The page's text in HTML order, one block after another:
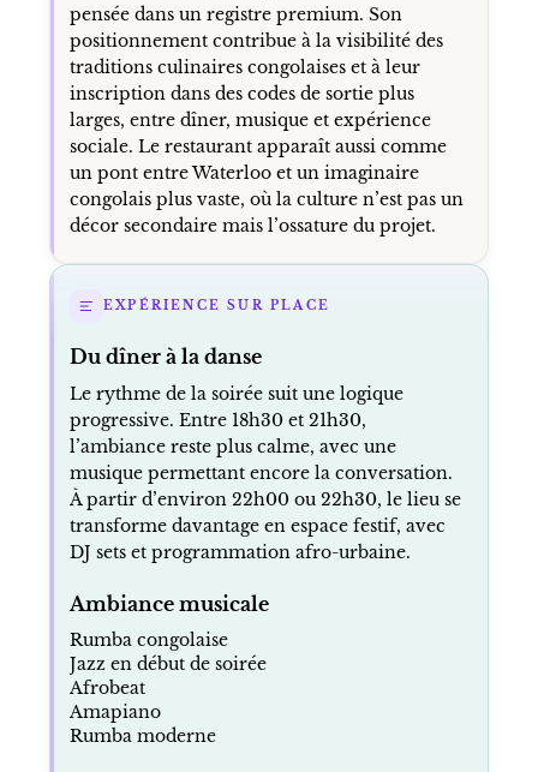
pensée dans un registre premium. Son
positionnement contribue à la visibilité des
traditions culinaires congolaises et à leur
inscription dans des codes de sortie plus
larges, entre dîner, musique et expérience
sociale. Le restaurant apparaît aussi comme
un pont entre Waterloo et un imaginaire
congolais plus vaste, où la culture n’est pas un
décor secondaire mais l’ossature du projet.
EXPÉRIENCE SUR PLACE
Du dîner à la danse
Le rythme de la soirée suit une logique
progressive. Entre 18h30 et 21h30,
l’ambiance reste plus calme, avec une
musique permettant encore la conversation.
À partir d’environ 22h00 ou 22h30, le lieu se
transforme davantage en espace festif, avec
DJ sets et programmation afro-urbaine.
Ambiance musicale
Rumba congolaise
Jazz en début de soirée
Afrobeat
Amapiano
Rumba moderne